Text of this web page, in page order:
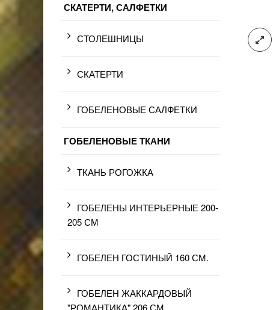
СКАТЕРТИ, САЛФЕТКИ
СТОЛЕШНИЦЫ
СКАТЕРТИ
ГОБЕЛЕНОВЫЕ САЛФЕТКИ
ГОБЕЛЕНОВЫЕ ТКАНИ
ТКАНЬ РОГОЖКА
ГОБЕЛЕНЫ ИНТЕРЬЕРНЫЕ 200-
205 СМ
ГОБЕЛЕН ГОСТИНЫЙ 160 СМ.
ГОБЕЛЕН ЖАККАРДОВЫЙ
"РОМАНТИКА" 206 СМ